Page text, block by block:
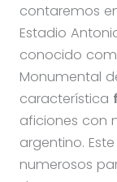
contaremos
Estadio
conocido
Monumental
característica
aficiones con
argentino.
numerosos